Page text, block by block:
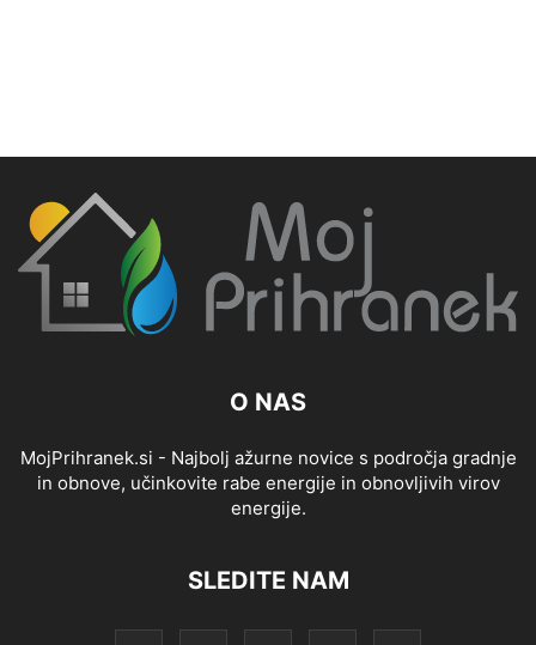
O NAS
MojPrihranek.si - Najbolj ažurne novice s področja gradnje
in obnove, učinkovite rabe energije in obnovljivih virov
energije.
SLEDITE NAM